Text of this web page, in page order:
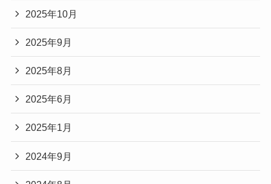
2025年10月
2025年9月
2025年8月
2025年6月
2025年1月
2024年9月